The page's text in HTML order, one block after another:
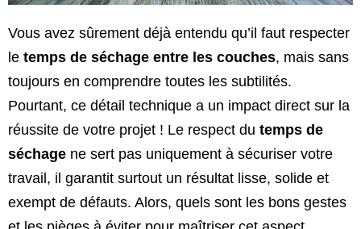
Vous avez sûrement déjà entendu qu’il faut respecter
le temps de séchage entre les couches, mais sans
toujours en comprendre toutes les subtilités.
Pourtant, ce détail technique a un impact direct sur la
réussite de votre projet ! Le respect du temps de
séchage ne sert pas uniquement à sécuriser votre
travail, il garantit surtout un résultat lisse, solide et
exempt de défauts. Alors, quels sont les bons gestes